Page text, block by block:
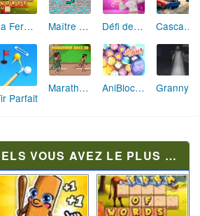
La Ferme des Mots - Cultivez votre Vocabulaire Maître de la Destruction: Fusion de Pioches Défi de Mode: Star du Podium Cascades Folles 3D
Parfait
Marathon Champion io AniBlocos: Connecte les Animaux Mignons!
VOUS AVEZ LE PLUS JOUÉ